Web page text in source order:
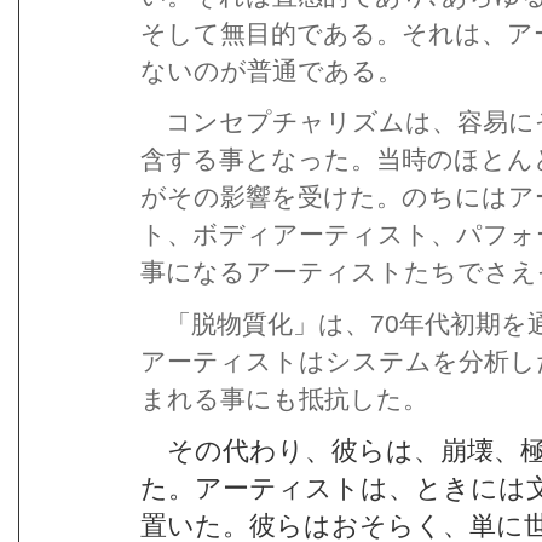
そして無目的である。それは、
ないのが普通である。
コンセプチャリズムは、容易に
含する事となった。当時のほと
がその影響を受けた。のちには
ト、ボディアーティスト、パフ
事になるアーティストたちでさ
「脱物質化」は、 70年代初期を
アーティストはシステムを分析
まれる事にも抵抗した。
その代わり、彼らは、崩壊、
た。アーティストは、ときには
置いた。彼らはおそらく、単に